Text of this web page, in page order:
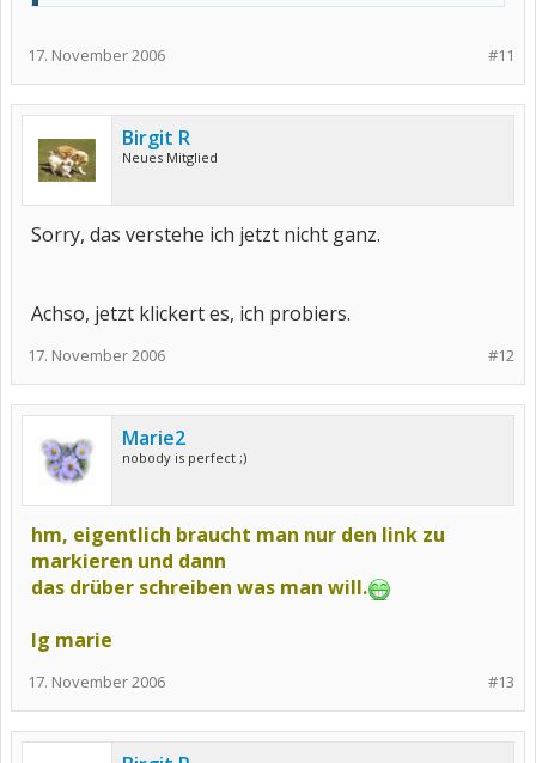
#11
17. November 2006
Birgit R
Neues Mitglied
Sorry, das verstehe ich jetzt nicht ganz.
Achso, jetzt klickert es, ich probiers.
#12
17. November 2006
Marie2
nobody is perfect ;)
hm, eigentlich braucht man nur den link zu
markieren und dann
das drüber schreiben was man will.
lg marie
#13
17. November 2006